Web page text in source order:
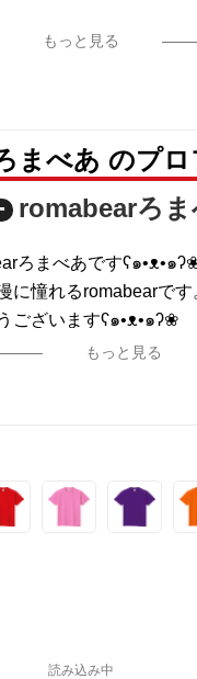
もっと見る
まべあ のプ
romabearろま
ろまべあですʕ๑•ᴥ•๑
に憧れるromabearです
ございますʕ๑•ᴥ•๑ʔ❀
もっと見る